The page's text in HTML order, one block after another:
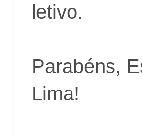
letivo.
Parabéns,
Lima!